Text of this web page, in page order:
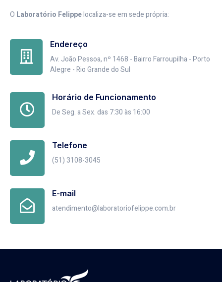
O Laboratório Felippelocaliza-se em sede própria:
Endereço
Av. João Pessoa, nº 1468 - Bairro Farroupilha - Porto
Alegre - Rio Grande do Sul
Horário de Funcionamento
De Seg. a Sex. das 7:30 às 16:00
Telefone
(51) 3108-3045
E-mail
atendimento@laboratoriofelippe.com.br